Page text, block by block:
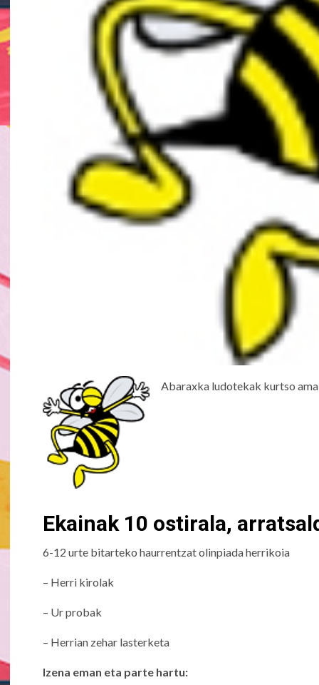
Abaraxka ludotekak kurtso
Ekainak 10 ostirala,
6-12 urte bitarteko haurrentzat olinpiada herrikoia
– Herri kirolak
– Ur probak
– Herrian zehar lasterketa
Izena eman eta parte hartu: